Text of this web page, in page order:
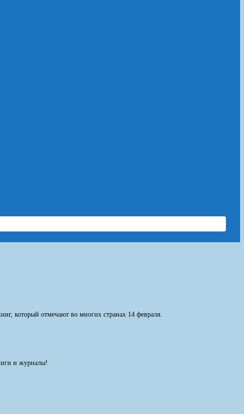
который отмечают во многих странах 14 февраля.
и журналы!